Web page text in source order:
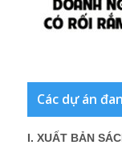
Các dự án
I. XUẤT BẢN